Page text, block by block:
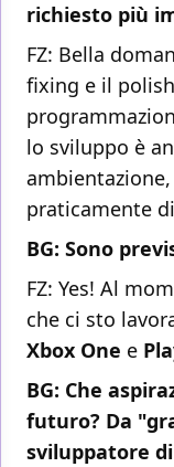
richiesto più
FZ: Bella
fixing e il
lo sviluppo è
praticamente
BG: Sono
FZ: Yes! Al
che ci sto
Xbox One e
BG: Che
futuro? Da
sviluppatore